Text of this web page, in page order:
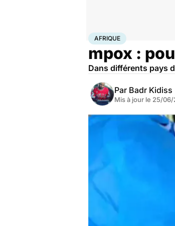
AccueilSantéUrgences
AFRIQUE
mpox :
Dans différents pays
Par Badr Kidiss
Mis à jour le 25/06/